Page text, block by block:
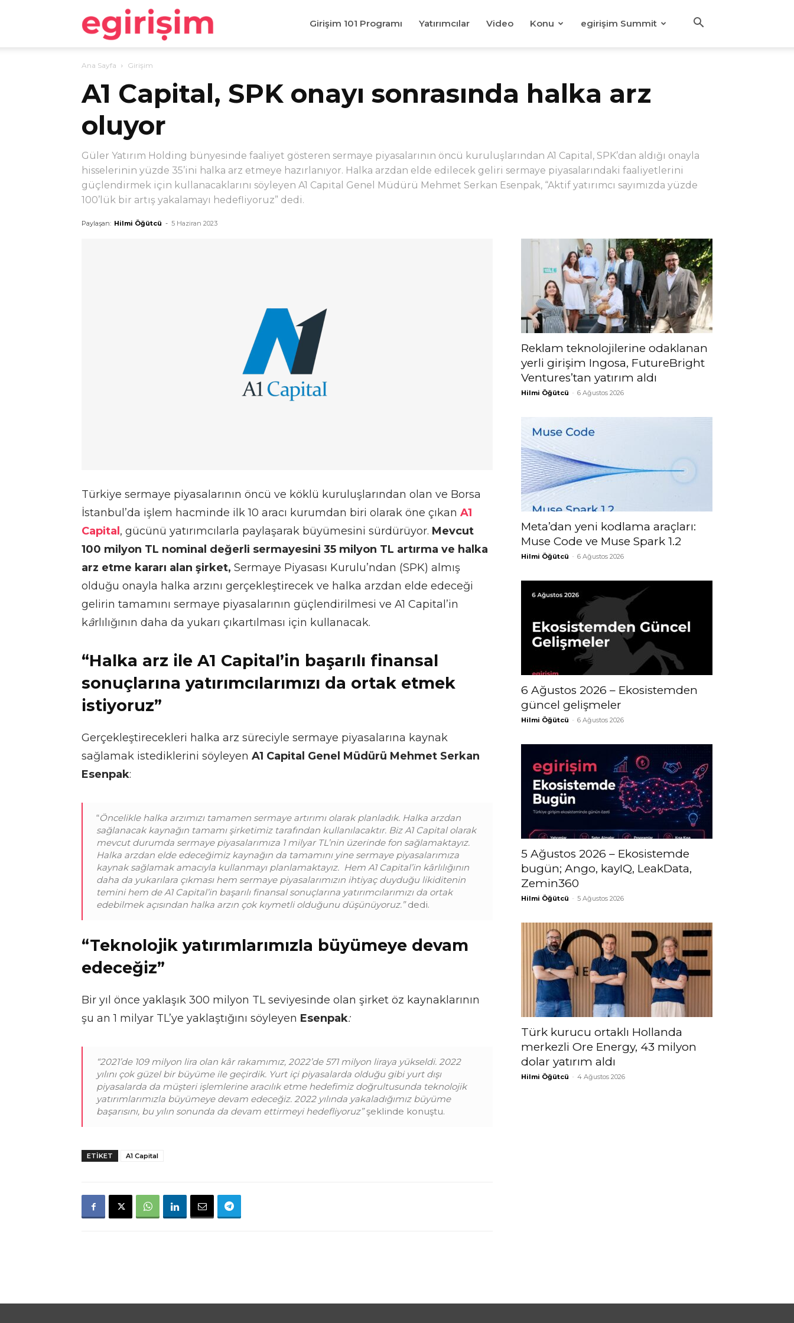
egirişim Girişim 101 Programı Yatırımcılar Video Konu egirişim Summit
Ana Sayfa Girişim
A1 Capital, SPK onayı sonrasında halka arz
oluyor
Güler Yatırım Holding bünyesinde faaliyet gösteren sermaye piyasalarının öncü kuruluşlarından A1 Capital, SPK’dan aldığı onayla
hisselerinin yüzde 35’ini halka arz etmeye hazırlanıyor. Halka arzdan elde edilecek geliri sermaye piyasalarındaki faaliyetlerini
güçlendirmek için kullanacaklarını söyleyen A1 Capital Genel Müdürü Mehmet Serkan Esenpak, “Aktif yatırımcı sayımızda yüzde
100’lük bir artış yakalamayı hedefliyoruz” dedi.
Paylaşan: Hilmi Öğütcü - 5 Haziran 2023
Türkiye sermaye piyasalarının öncü ve köklü kuruluşlarından olan ve Borsa
İstanbul’da işlem hacminde ilk 10 aracı kurumdan biri olarak öne çıkan A1
Capital , gücünü yatırımcılarla paylaşarak büyümesini sürdürüyor. Mevcut
100 milyon TL nominal değerli sermayesini 35 milyon TL artırma ve halka
arz etme kararı alan şirket, Sermaye Piyasası Kurulu’ndan (SPK) almış
olduğu onayla halka arzını gerçekleştirecek ve halka arzdan elde edeceği
gelirin tamamını sermaye piyasalarının güçlendirilmesi ve A1 Capital’in
kârlılığının daha da yukarı çıkartılması için kullanacak.
“Halka arz ile A1 Capital’in başarılı finansal
sonuçlarına yatırımcılarımızı da ortak etmek
istiyoruz”
Gerçekleştirecekleri halka arz süreciyle sermaye piyasalarına kaynak
sağlamak istediklerini söyleyen A1 Capital Genel Müdürü Mehmet Serkan
Esenpak:
“Öncelikle halka arzımızı tamamen sermaye artırımı olarak planladık. Halka arzdan
sağlanacak kaynağın tamamı şirketimiz tarafından kullanılacaktır. Biz A1 Capital olarak
mevcut durumda sermaye piyasalarımıza 1 milyar TL’nin üzerinde fon sağlamaktayız.
Halka arzdan elde edeceğimiz kaynağın da tamamını yine sermaye piyasalarımıza
kaynak sağlamak amacıyla kullanmayı planlamaktayız. Hem A1 Capital’in kârlılığının
daha da yukarılara çıkması hem sermaye piyasalarımızın ihtiyaç duyduğu likiditenin
temini hem de A1 Capital’in başarılı finansal sonuçlarına yatırımcılarımızı da ortak
edebilmek açısından halka arzın çok kıymetli olduğunu düşünüyoruz.”dedi.
“Teknolojik yatırımlarımızla büyümeye devam
edeceğiz”
Bir yıl önce yaklaşık 300 milyon TL seviyesinde olan şirket öz kaynaklarının
şu an 1 milyar TL’ye yaklaştığını söyleyen Esenpak:
“2021’de 109 milyon lira olan kâr rakamımız, 2022’de 571 milyon liraya yükseldi. 2022
yılını çok güzel bir büyüme ile geçirdik. Yurt içi piyasalarda olduğu gibi yurt dışı
piyasalarda da müşteri işlemlerine aracılık etme hedefimiz doğrultusunda teknolojik
yatırımlarımızla büyümeye devam edeceğiz. 2022 yılında yakaladığımız büyüme
başarısını, bu yılın sonunda da devam ettirmeyi hedefliyoruz”şeklinde konuştu.
ETIKET A1 Capital
Reklam teknolojilerine odaklanan
yerli girişim Ingosa, FutureBright
Ventures’tan yatırım aldı
Hilmi Öğütcü - 6 Ağustos 2026
Meta’dan yeni kodlama araçları:
Muse Code ve Muse Spark 1.2
Hilmi Öğütcü - 6 Ağustos 2026
6 Ağustos 2026 – Ekosistemden
güncel gelişmeler
Hilmi Öğütcü - 6 Ağustos 2026
5 Ağustos 2026 – Ekosistemde
bugün; Ango, kayIQ, LeakData,
Zemin360
Hilmi Öğütcü - 5 Ağustos 2026
Türk kurucu ortaklı Hollanda
merkezli Ore Energy, 43 milyon
dolar yatırım aldı
Hilmi Öğütcü - 4 Ağustos 2026